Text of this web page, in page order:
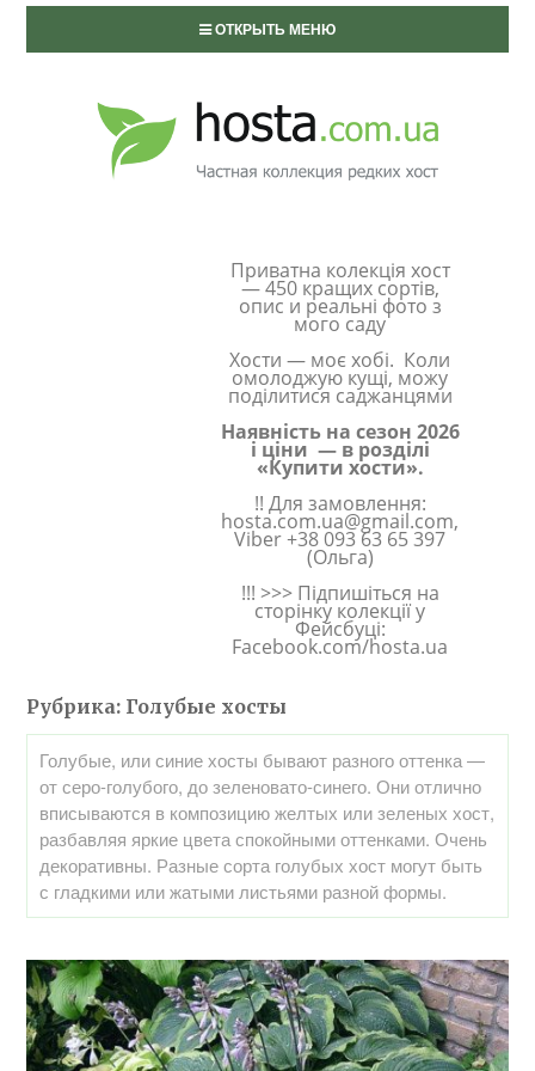
ОТКРЫТЬ МЕНЮ
Приватна колекція хост
— 450 кращих сортів,
опис и реальні фото з
мого саду
Хости — моє хобі. Коли
омолоджую кущі, можу
поділитися саджанцями
Наявність на сезон 2026
і ціни — в розділі
«Купити хости».
!! Для замовлення:
hosta.com.ua@gmail.com,
Viber +38 093 63 65 397
(Ольга)
!!! >>> Підпишіться на
сторінку колекції у
Фейсбуці:
Facebook.com/hosta.ua
Рубрика: Голубые хосты
Голубые, или синие хосты бывают разного оттенка —
от серо-голубого, до зеленовато-синего. Они отлично
вписываются в композицию желтых или зеленых хост,
разбавляя яркие цвета спокойными оттенками. Очень
декоративны. Разные сорта голубых хост могут быть
с гладкими или жатыми листьями разной формы.